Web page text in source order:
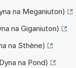
na Meganiuton)
na Giganiuton)
na Sthène)
na Pond)